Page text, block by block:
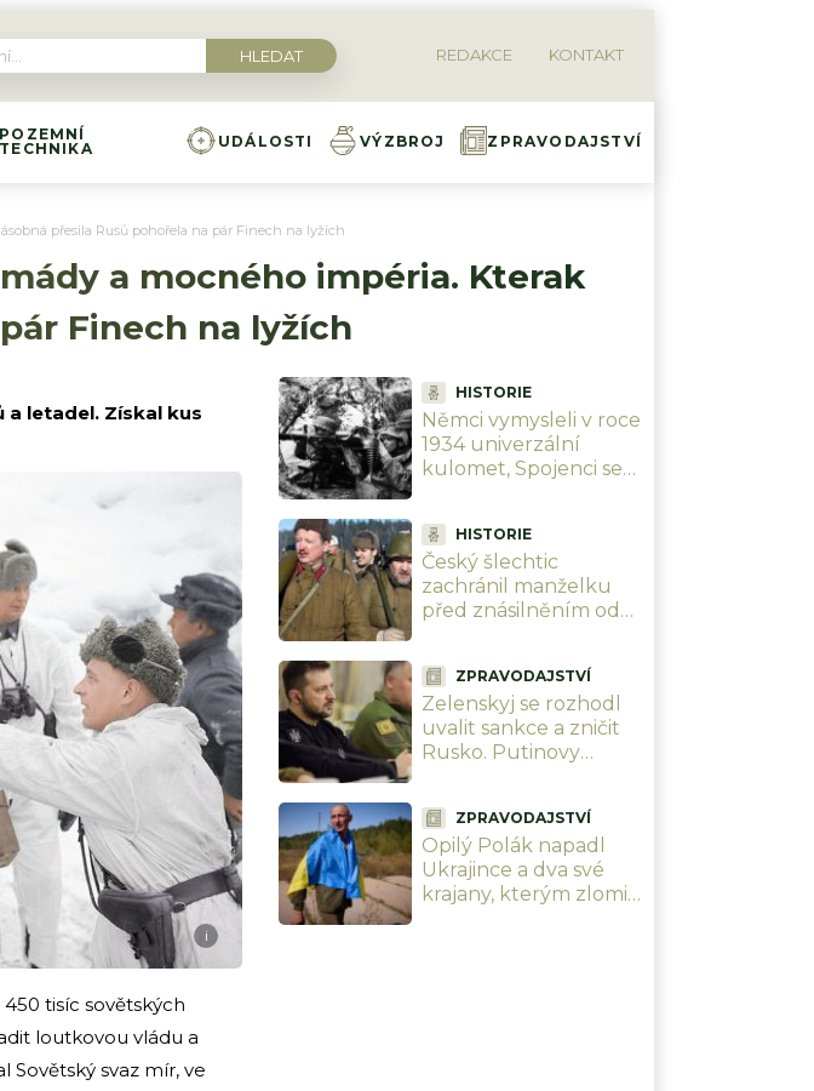
REDAKCE KONTAKT
POZEMNÍ
TECHNIKA
UDÁLOSTI VÝZBROJ ZPRAVODAJSTVÍ
přesila Rusů pohořela na pár Finech na lyžích
a mocného impéria. Kterak
Finech na lyžích
letadel. Získal kus
i
tisíc sovětských
loutkovou vládu a
Sovětský svaz mír, ve
HISTORIE
Němci vymysleli v roce
1934 univerzální
kulomet, Spojenci se
používá celý svět
HISTORIE
Český šlechtic
zachránil manželku
před znásilněním od
jsme vraha oslavovali
jako hrdinu
ZPRAVODAJSTVÍ
Zelenskyj se rozhodl
uvalit sankce a zničit
Rusko. Putinovy
ZPRAVODAJSTVÍ
Opilý Polák napadl
Ukrajince a dva své
krajany, kterým zlomil